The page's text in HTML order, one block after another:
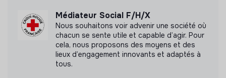
Médiateur Social F/H/X
Nous souhaitons voir advenir une société où
chacun se sente utile et capable d’agir. Pour
cela, nous proposons des moyens et des
lieux d’engagement innovants et adaptés à
tous.